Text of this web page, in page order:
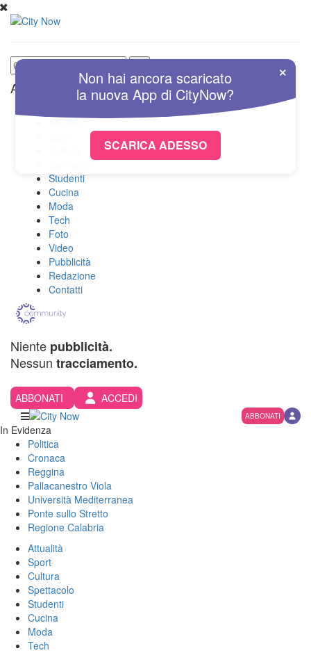
Altre Sezioni
Attualità
Spettacolo
Studenti
Cucina
Moda
Tech
Foto
Video
Pubblicità
Redazione
Contatti
Niente pubblicità.
Nessun tracciamento.
ABBONATI ACCEDI
ABBONATI
In Evidenza
Politica
Cronaca
Reggina
Pallacanestro Viola
Università Mediterranea
Ponte sullo Stretto
Regione Calabria
Attualità
Sport
Cultura
Spettacolo
Studenti
Cucina
Moda
Tech
×
Non hai ancora scaricato
la nuovaApp di CityNow?
SCARICA ADESSO